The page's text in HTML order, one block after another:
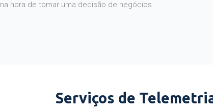
na hora de tomar uma decisão de negócios.
Serviços de